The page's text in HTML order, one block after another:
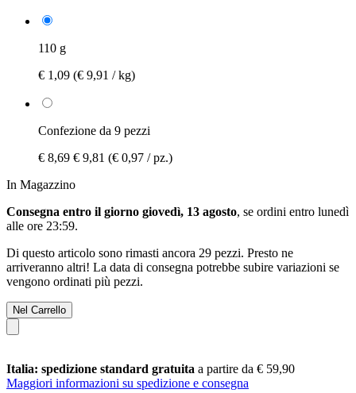
110 g
€ 1,09 (€ 9,91 / kg)
Confezione da 9 pezzi
€ 8,69 € 9,81 (€ 0,97 / pz.)
In Magazzino
Consegna entro il giorno giovedì, 13 agosto, se ordini entro lunedì
alle ore 23:59.
Di questo articolo sono rimasti ancora 29 pezzi. Presto ne
arriveranno altri! La data di consegna potrebbe subire variazioni se
vengono ordinati più pezzi.
Nel Carrello
Italia: spedizione standard gratuita a partire da € 59,90
Maggiori informazioni su spedizione e consegna